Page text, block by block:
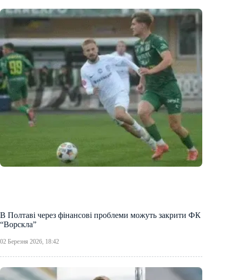
В Полтаві через фінансові проблеми можуть закрити ФК
“Ворскла”
02 Березня 2026, 18:42